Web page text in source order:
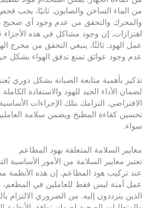
من الماء الساخن والصابون. ثانيًا، يجب
والمحرك والتحقق من عدم وجود أي ضجيج
اهتزازات. إن وجود مشاكل في هذه الأجزاء
عمل الهود. ثالثًا، ينبغي التحقق من مخرج
عدم وجود عوائق تمنع تدفق الهواء بشكل
تذكير بأهمية متابعة الصيانة بشكل دوري
لضمان الأداء الجيد للهود والاستفادة
الافتراضي. التزامك بتلك الإجراءات
تحسين كفاءة المطبخ ويضمن سلامة
سواء.
معايير السلامة المتعلقة بهود المطاعم
تعتبر معايير السلامة من الأمور الأساسية
عند تركيب هود المطاعم. إن هذه الأنظمة
عمل آمنة ليس فقط للعاملين في المطعم،
الذين يترددون إليه. من الضروري الالتزام